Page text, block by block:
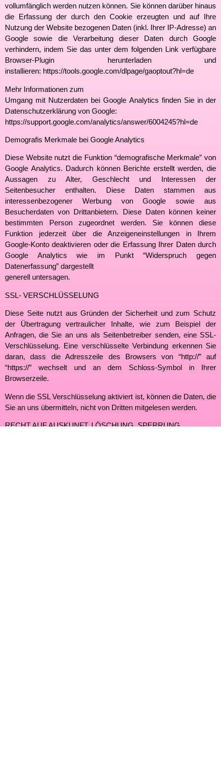
vollumfänglich werden nutzen können. Sie können darüber hinaus
die Erfassung der durch den Cookie erzeugten und auf Ihre
Nutzung der Website bezogenen Daten (inkl. Ihrer IP-Adresse) an
Google sowie die Verarbeitung dieser Daten durch Google
verhindern, indem Sie das unter dem folgenden Link verfügbare
Browser-Plugin herunterladen und
installieren: https://tools.google.com/dlpage/gaoptout?hl=de
Mehr Informationen zum
Umgang mit Nutzerdaten bei Google Analytics finden Sie in der
Datenschutzerklärung von Google:
https://support.google.com/analytics/answer/6004245?hl=de
Demografis Merkmale bei Google Analytics
Diese Website nutzt die Funktion “demografische Merkmale” von
Google Analytics. Dadurch können Berichte erstellt werden, die
Aussagen zu Alter, Geschlecht und Interessen der
Seitenbesucher enthalten. Diese Daten stammen aus
interessenbezogener Werbung von Google sowie aus
Besucherdaten von Drittanbietern. Diese Daten können keiner
bestimmten Person zugeordnet werden. Sie können diese
Funktion jederzeit über die Anzeigeneinstellungen in Ihrem
Google-Konto deaktivieren oder die Erfassung Ihrer Daten durch
Google Analytics wie im Punkt “Widerspruch gegen
Datenerfassung” dargestellt
generell untersagen.
SSL- VERSCHLÜSSELUNG
Diese Seite nutzt aus Gründen der Sicherheit und zum Schutz
der Übertragung vertraulicher Inhalte, wie zum Beispiel der
Anfragen, die Sie an uns als Seitenbetreiber senden, eine SSL-
Verschlüsselung. Eine verschlüsselte Verbindung erkennen Sie
daran, dass die Adresszeile des Browsers von “http://” auf
“https://” wechselt und an dem Schloss-Symbol in Ihrer
Browserzeile.
Wenn die SSL Verschlüsselung aktiviert ist, können die Daten, die
Sie an uns übermitteln, nicht von Dritten mitgelesen werden.
RECHT AUF AUSKUNFT, LÖSCHUNG, SPERRUNG